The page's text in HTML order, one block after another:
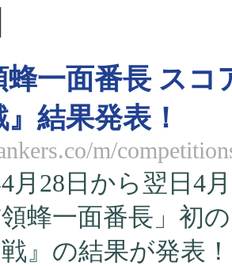
蜂一面番長 ス
結果発表！
m/
月28日から翌日4
領蜂一面番長」初
』の結果が発表！